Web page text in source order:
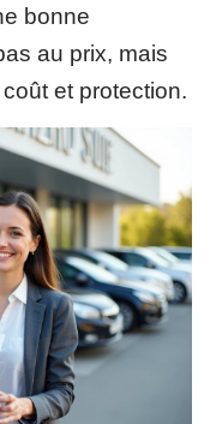
bonne
au prix, mais
et protection.